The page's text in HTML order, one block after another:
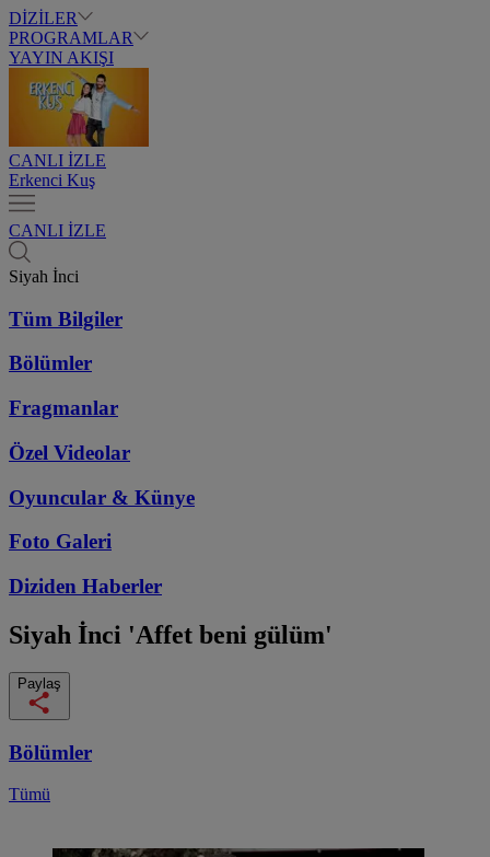
DİZİLER
PROGRAMLAR
YAYIN AKIŞI
CANLI İZLE
Erkenci Kuş
CANLI İZLE
Siyah İnci
Tüm Bilgiler
Bölümler
Fragmanlar
Özel Videolar
Oyuncular & Künye
Foto Galeri
Diziden Haberler
Siyah İnci 'Affet beni gülüm'
Paylaş
Bölümler
Tümü